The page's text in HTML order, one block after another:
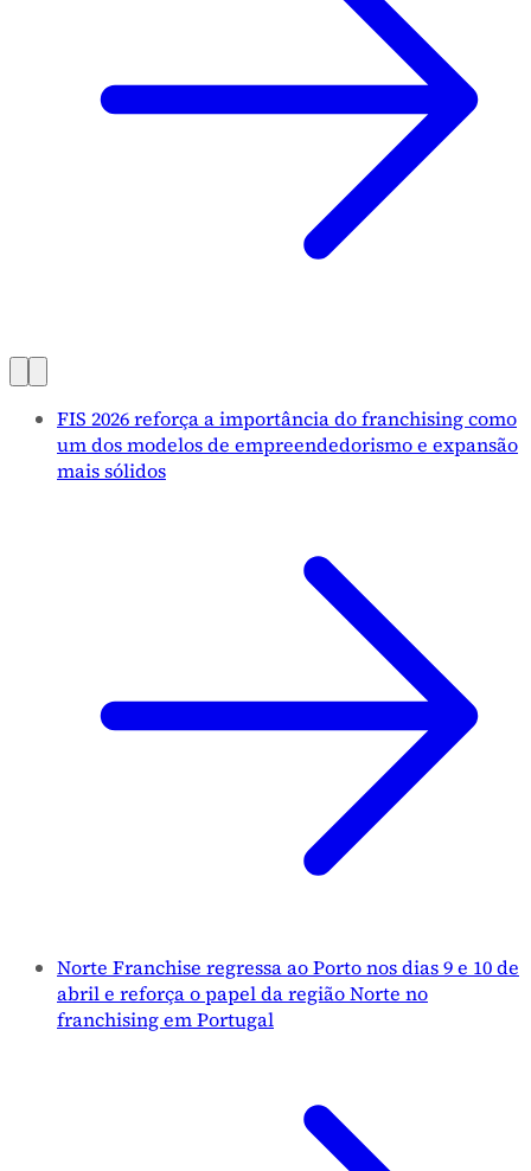
FIS 2026 reforça a importância do franchising como
um dos modelos de empreendedorismo e expansão
mais sólidos
Norte Franchise regressa ao Porto nos dias 9 e 10 de
abril e reforça o papel da região Norte no
franchising em Portugal